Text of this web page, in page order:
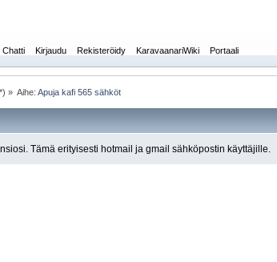
Chatti Kirjaudu Rekisteröidy KaravaanariWiki Portaali
» Aihe:Apuja kafi 565 sähköt
Tämä erityisesti hotmail ja gmail sähköpostin käyttäjille.